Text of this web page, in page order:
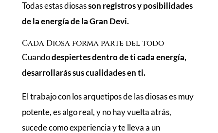
Todas estas diosasson registros y posibilidades
de la energía de la Gran Devi.
Cada Diosa forma parte del todo
Cuandodespiertes dentro de ti cada energía,
desarrollarás sus cualidades en ti.
El trabajo con los arquetipos de las diosas es muy
potente, es algo real, y no hay vuelta atrás,
sucede como experiencia y te lleva a un